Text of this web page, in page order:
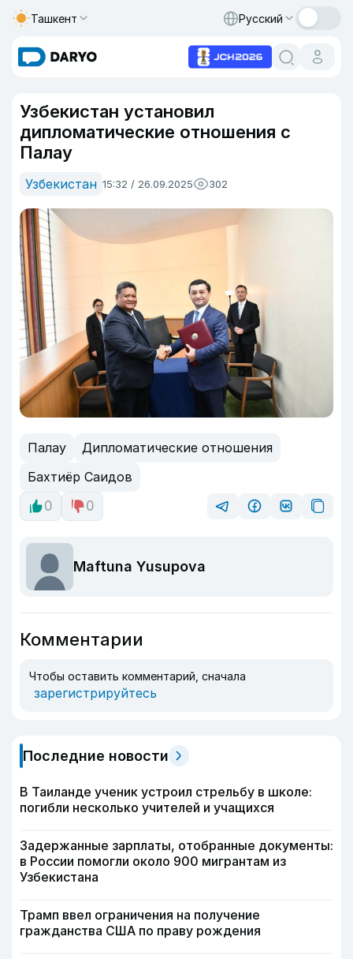
Ташкент Русский
Узбекистан установил
дипломатические отношения с
Палау
Узбекистан 15:32 / 26.09.2025 302
Палау
Дипломатические отношения
Бахтиёр Саидов
0
0
Maftuna Yusupova
Комментарии
Чтобы оставить комментарий, сначала
зарегистрируйтесь
Последние новости
В Таиланде ученик устроил стрельбу в школе:
погибли несколько учителей и учащихся
Задержанные зарплаты, отобранные документы:
в России помогли около 900 мигрантам из
Узбекистана
Трамп ввел ограничения на получение
гражданства США по праву рождения